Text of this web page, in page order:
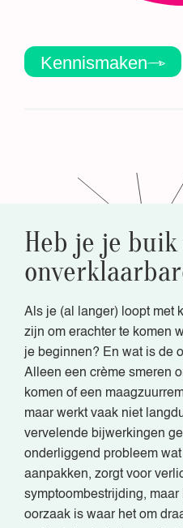
Kennismaken
Heb je je
Als je (al langer) loopt met
zijn om erachter te komen
je beginnen? En wat is de
Alleen een crème smeren
komen of een
maar werkt vaak niet
vervelende bijwerkingen
onderliggend probleem
aanpakken, zorgt voor
symptoombestrijding,
oorzaak is waar het om